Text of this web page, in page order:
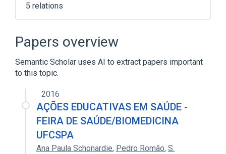
5 relations
Blood
Claims attachment
Glucose
Expand
Papers overview
Semantic Scholar uses AI to extract papers important
to this topic.
2016
AÇÕES EDUCATIVAS EM SAÚDE -
FEIRA DE SAÚDE/BIOMEDICINA
UFCSPA
Ana Paula Schonardie, Pedro Romão, S.